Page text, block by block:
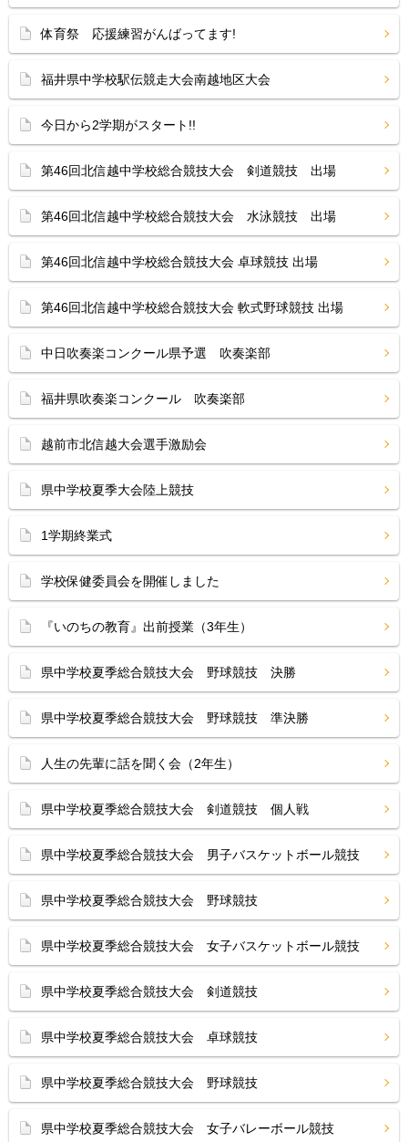
体育祭 応援練習がんばってます!
福井県中学校駅伝競走大会南越地区大会
今日から2学期がスタート!!
第46回北信越中学校総合競技大会 剣道競技 出場
第46回北信越中学校総合競技大会 水泳競技 出場
第46回北信越中学校総合競技大会 卓球競技 出場
第46回北信越中学校総合競技大会 軟式野球競技 出場
中日吹奏楽コンクール県予選 吹奏楽部
福井県吹奏楽コンクール 吹奏楽部
越前市北信越大会選手激励会
県中学校夏季大会陸上競技
1学期終業式
学校保健委員会を開催しました
『いのちの教育』出前授業（3年生）
県中学校夏季総合競技大会 野球競技 決勝
県中学校夏季総合競技大会 野球競技 準決勝
人生の先輩に話を聞く会（2年生）
県中学校夏季総合競技大会 剣道競技 個人戦
県中学校夏季総合競技大会 男子バスケットボール競技
県中学校夏季総合競技大会 野球競技
県中学校夏季総合競技大会 女子バスケットボール競技
県中学校夏季総合競技大会 剣道競技
県中学校夏季総合競技大会 卓球競技
県中学校夏季総合競技大会 野球競技
県中学校夏季総合競技大会 女子バレーボール競技